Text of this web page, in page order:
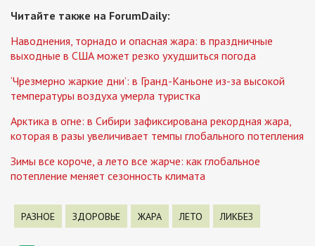
Читайте также на ForumDaily:
Наводнения, торнадо и опасная жара: в праздничные
выходные в США может резко ухудшиться погода
‘Чрезмерно жаркие дни’: в Гранд-Каньоне из-за высокой
температуры воздуха умерла туристка
Арктика в огне: в Сибири зафиксирована рекордная жара,
которая в разы увеличивает темпы глобального потепления
Зимы все короче, а лето все жарче: как глобальное
потепление меняет сезонность климата
РАЗНОЕ ЗДОРОВЬЕ ЖАРА ЛЕТО ЛИКБЕЗ